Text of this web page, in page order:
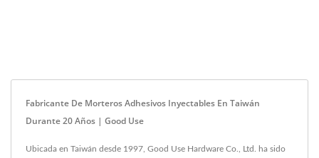
Fabricante De Morteros Adhesivos Inyectables En Taiwán
Durante 20 Años | Good Use
Ubicada en Taiwán desde 1997, Good Use Hardware Co., Ltd. ha sido